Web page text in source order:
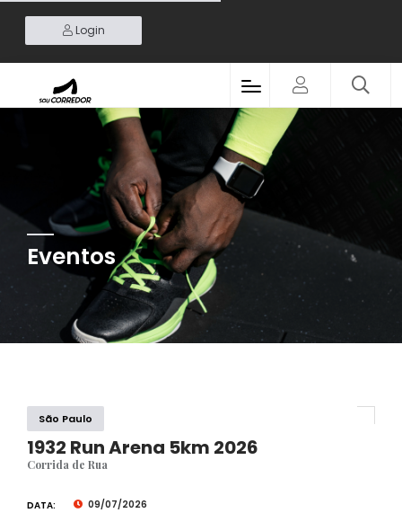
Login
Eventos
São Paulo
1932 Run Arena 5km 2026
Corrida de Rua
DATA: 09/07/2026